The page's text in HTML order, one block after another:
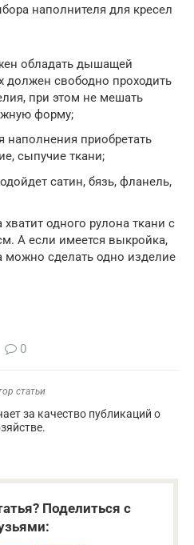
наполнителя для кресел
обладать дышащей
должен свободно проходить
при этом не мешать
форму;
наполнения приобретать
сыпучие ткани;
сатин, бязь, фланель,
одного рулона ткани с
А если имеется выкройка,
можно сделать одно изделие
0
статьи
за качество публикаций о
Поделиться с